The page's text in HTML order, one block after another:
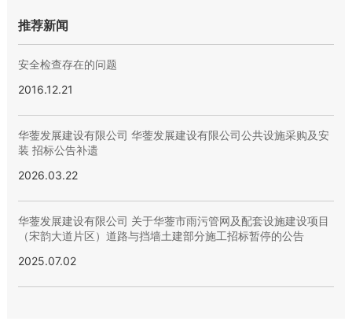
推荐新闻
安全检查存在的问题
2016.12.21
华蓥发展建设有限公司 华蓥发展建设有限公司公共设施采购及安
装 招标公告补遗
2026.03.22
华蓥发展建设有限公司 关于华蓥市雨污管网及配套设施建设项目
（宋韵大道片区）道路与挡墙土建部分施工招标暂停的公告
2025.07.02